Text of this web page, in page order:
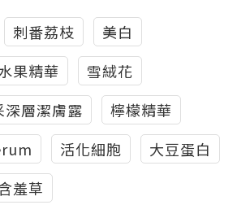
刺番荔枝
美白
果精華
雪絨花
層潔膚露
檸檬精華
活化細胞
大豆蛋白
羞草